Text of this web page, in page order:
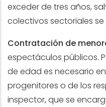
exceder de tres años,
colectivos sectoriales
Contratación de
espectáculos públicos.
de edad es necesario
progenitores o de los
inspector, que se